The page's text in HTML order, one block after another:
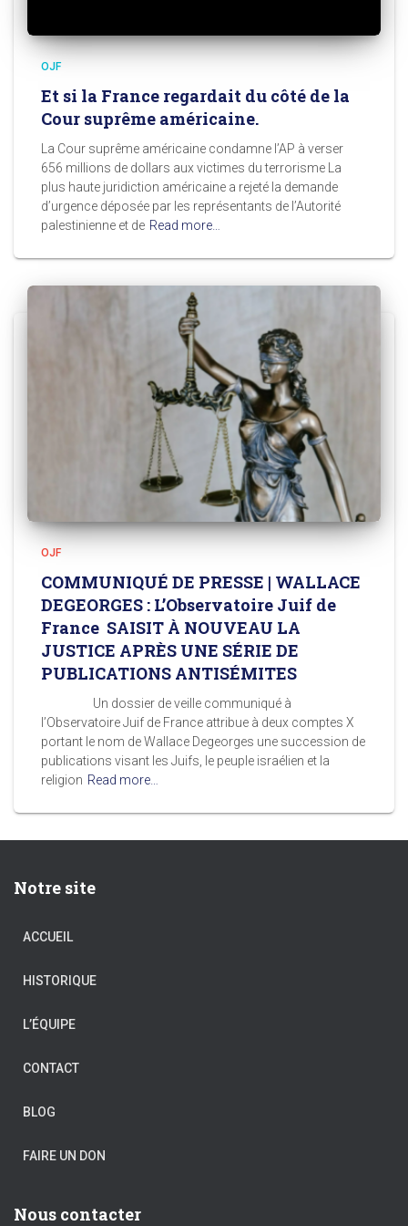
OJF
Et si la France regardait du côté de la
Cour suprême américaine.
La Cour suprême américaine condamne l’AP à verser
656 millions de dollars aux victimes du terrorisme La
plus haute juridiction américaine a rejeté la demande
d’urgence déposée par les représentants de l’Autorité
palestinienne et de Read more…
OJF
COMMUNIQUÉ DE PRESSE | WALLACE
DEGEORGES : L’Observatoire Juif de
France SAISIT À NOUVEAU LA
JUSTICE APRÈS UNE SÉRIE DE
PUBLICATIONS ANTISÉMITES
Un dossier de veille communiqué à
l’Observatoire Juif de France attribue à deux comptes X
portant le nom de Wallace Degeorges une succession de
publications visant les Juifs, le peuple israélien et la
religion Read more…
Notre site
ACCUEIL
HISTORIQUE
L’ÉQUIPE
CONTACT
BLOG
FAIRE UN DON
Nous contacter